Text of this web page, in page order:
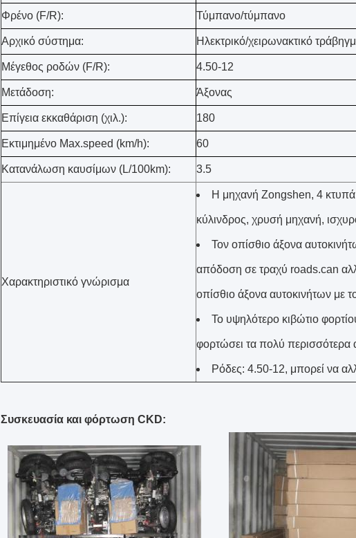
Φρένο (F/R): Τύμπανο/τύμπανο
Αρχικό σύστημα: Ηλεκτρικό/χειρωνακτικό
Μέγεθος ροδών (F/R): 4.50-12
Μετάδοση: Άξονας
Επίγεια εκκαθάριση (χιλ.): 180
Εκτιμημένο Max.speed (km/h): 60
Κατανάλωση καυσίμων (L/100km): 3.5
Χαρακτηριστικό γνώρισμα
Η μηχανή Zongshen, 4 κτυπά,
κύλινδρος, χρυσή μηχανή,
Τον οπίσθιο άξονα
απόδοση σε τραχύ roads.can
οπίσθιο άξονα αυτοκινήτων με
Το υψηλότερο κιβώτιο
φορτώσει τα πολύ περισσότερα
Ρόδες: 4.50-12, μπορεί να
Συσκευασία και φόρτωση CKD: